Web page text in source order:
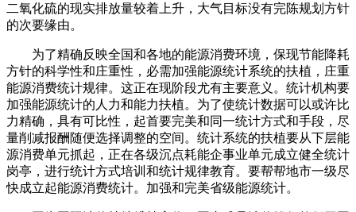
二氧化硫的现实排放量较着上升，大气目标没有完陈规划方针
的次要缘由。
为了精确反映全国和各地的能源消费环境，保现节能降耗
方针的科学性和庄重性，必需加强能源统计系统的扶植，庄重
能源消费统计规律。这正在现阶段尤有主要意义。统计机构要
加强能源统计的人力和能力扶植。为了使统计数据可以或许比
力精确，具有可比性，起首要完美和同一统计方式和手段，尽
量削减报酬随便选择调整的空间。统计系统的扶植要从下层能
源消费单元抓起，正在各级沉点耗能企事业单元成立健全统计
岗亭，进行统计方式培训和统计规律教育。要帮帮地市一级尽
快成立起能源消费统计。加强和完美省级能源统计。